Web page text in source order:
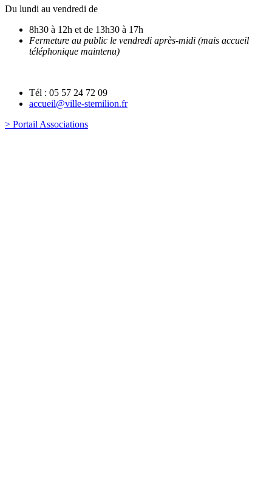
Du lundi au vendredi de
8h30 à 12h et de 13h30 à 17h
Fermeture au public le vendredi après-midi (mais accueil
téléphonique maintenu)
Tél : 05 57 24 72 09
accueil@ville-stemilion.fr
> Portail Associations